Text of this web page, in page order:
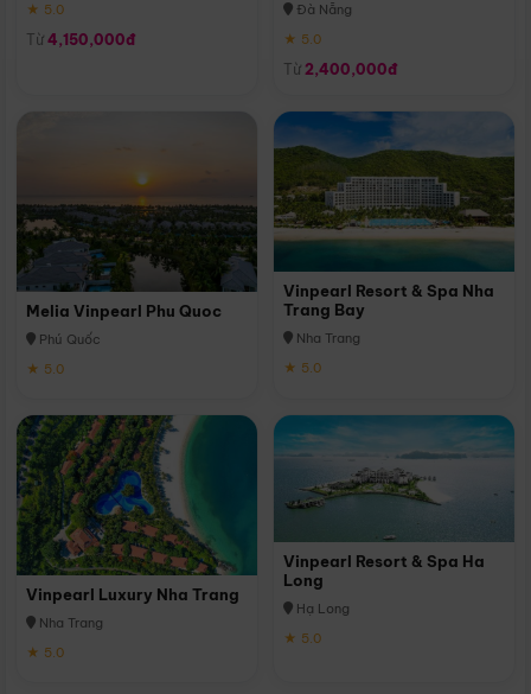
★ 5.0
Từ 4,150,000đ
Đà Nẵng
★ 5.0
Từ 2,400,000đ
Melia Vinpearl Phu Quoc
Phú Quốc
★ 5.0
Vinpearl Resort & Spa Nha
Trang Bay
Nha Trang
★ 5.0
Vinpearl Luxury Nha Trang
Nha Trang
★ 5.0
Vinpearl Resort & Spa Ha
Long
Hạ Long
★ 5.0